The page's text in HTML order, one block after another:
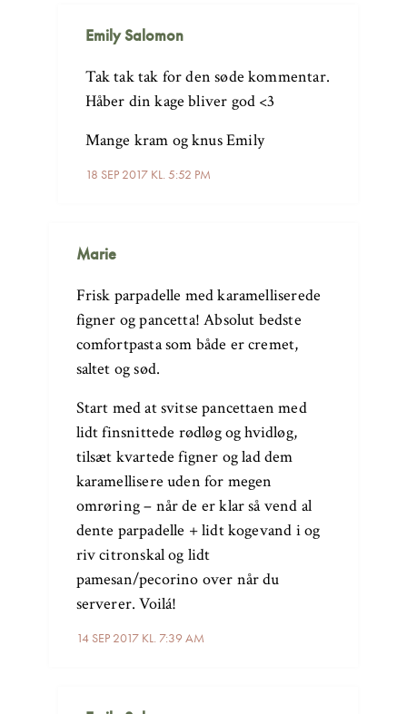
Emily Salomon
18 SEP 2017 KL. 5:52 PM
Tak tak tak for den søde kommentar.
Håber din kage bliver god <3
Mange kram og knus Emily
Marie
14 SEP 2017 KL. 7:39 AM
Frisk parpadelle med karamelliserede
figner og pancetta! Absolut bedste
comfortpasta som både er cremet,
saltet og sød.
Start med at svitse pancettaen med
lidt finsnittede rødløg og hvidløg,
tilsæt kvartede figner og lad dem
karamellisere uden for megen
omrøring – når de er klar så vend al
dente parpadelle + lidt kogevand i og
riv citronskal og lidt
pamesan/pecorino over når du
serverer. Voilá!